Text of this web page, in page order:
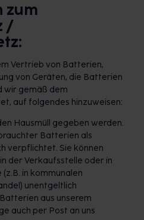
zum
/
Vertrieb von Batterien,
von Geräten, die Batterien
wir gemäß dem
auf folgendes hinzuweisen:
Hausmüll gegeben werden.
Batterien als
verpflichtet. Sie können
der Verkaufsstelle oder in
in kommunalen
unentgeltlich
aus unserem
auch per Post an uns